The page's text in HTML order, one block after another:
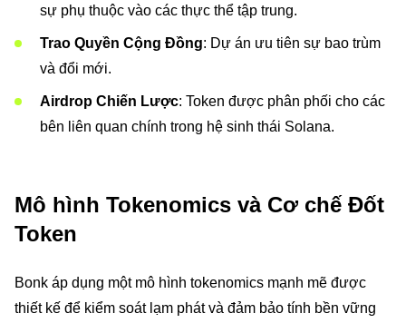
sự phụ thuộc vào các thực thể tập trung.
Trao Quyền Cộng Đồng: Dự án ưu tiên sự bao trùm
và đổi mới.
Airdrop Chiến Lược: Token được phân phối cho các
bên liên quan chính trong hệ sinh thái Solana.
Mô hình Tokenomics và Cơ chế Đốt
Token
Bonk áp dụng một mô hình tokenomics mạnh mẽ được
thiết kế để kiểm soát lạm phát và đảm bảo tính bền vững